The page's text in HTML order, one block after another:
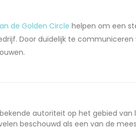
de Golden Circle helpen om een
Door duidelijk te
autoriteit op het gebied van
beschouwd als een van de